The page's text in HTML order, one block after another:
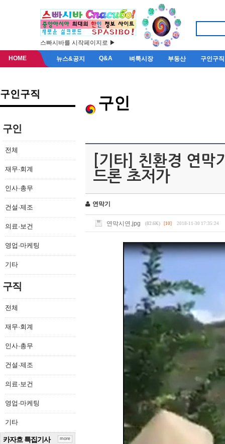
스빠시바를 시작페이지로 ▶
HOME 뉴스&공지 Q&A 벼룩시장 부동산 구인구직
구인구직
구인
전체
재무·회계
인사·총무
건설·제조
의료·보건
영업·마케팅
기타
구직
전체
재무·회계
인사·총무
건설·제조
의료·보건
영업·마케팅
기타
카자흐 특집기사 more
구인
[기타] 친환경 연막
드론 초저가
연막기
연막시연.jpg (82.6K) [10] 2018-11-30 17:35:24